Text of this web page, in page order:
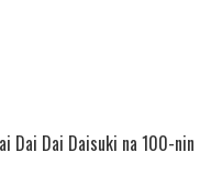
Dai Dai Daisuki na 100-nin